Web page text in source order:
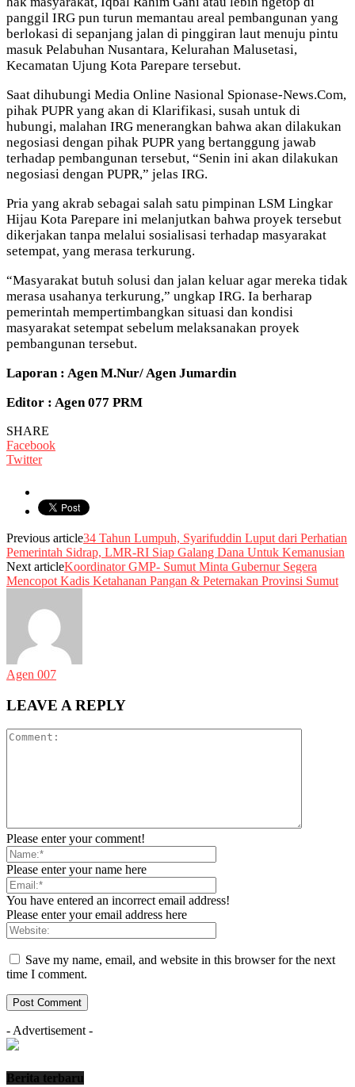
panggil IRG pun turun memantau areal pembangunan yang
berlokasi di sepanjang jalan di pinggiran laut menuju pintu
masuk Pelabuhan Nusantara, Kelurahan Malusetasi,
Kecamatan Ujung Kota Parepare tersebut.
Saat dihubungi Media Online Nasional Spionase-News.Com,
pihak PUPR yang akan di Klarifikasi, susah untuk di
hubungi, malahan IRG menerangkan bahwa akan dilakukan
negosiasi dengan pihak PUPR yang bertanggung jawab
terhadap pembangunan tersebut, “Senin ini akan dilakukan
negosiasi dengan PUPR,” jelas IRG.
Pria yang akrab sebagai salah satu pimpinan LSM Lingkar
Hijau Kota Parepare ini melanjutkan bahwa proyek tersebut
dikerjakan tanpa melalui sosialisasi terhadap masyarakat
setempat, yang merasa terkurung.
“Masyarakat butuh solusi dan jalan keluar agar mereka tidak
merasa usahanya terkurung,” ungkap IRG. Ia berharap
pemerintah mempertimbangkan situasi dan kondisi
masyarakat setempat sebelum melaksanakan proyek
pembangunan tersebut.
Laporan : Agen M.Nur/ Agen Jumardin
Editor : Agen 077 PRM
SHARE
Facebook
Twitter
Previous article34 Tahun Lumpuh, Syarifuddin Luput dari Perhatian
Pemerintah Sidrap, LMR-RI Siap Galang Dana Untuk Kemanusian
Next articleKoordinator GMP- Sumut Minta Gubernur Segera
Mencopot Kadis Ketahanan Pangan & Peternakan Provinsi Sumut
Agen 007
LEAVE A REPLY
Please enter your comment!
Please enter your name here
You have entered an incorrect email address!
Please enter your email address here
Save my name, email, and website in this browser for the next
time I comment.
- Advertisement -
Berita terbaru